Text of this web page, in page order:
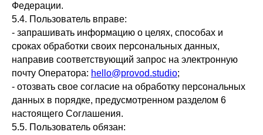
Федерации.
5.4. Пользователь вправе:
- запрашивать информацию о целях, способах и
сроках обработки своих персональных данных,
направив соответствующий запрос на электронную
почту Оператора: hello@provod.studio;
- отозвать свое согласие на обработку персональных
данных в порядке, предусмотренном разделом 6
настоящего Соглашения.
5.5. Пользователь обязан: